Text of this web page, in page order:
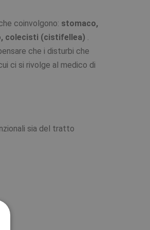
coinvolgono: stomaco,
colecisti (cistifellea) .
che i disturbi che
ci si rivolge al medico di
sia del tratto